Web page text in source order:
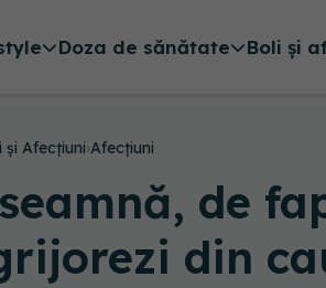
Doza de sănătate Boli și
și Afecțiuni›Afecțiuni
de
din